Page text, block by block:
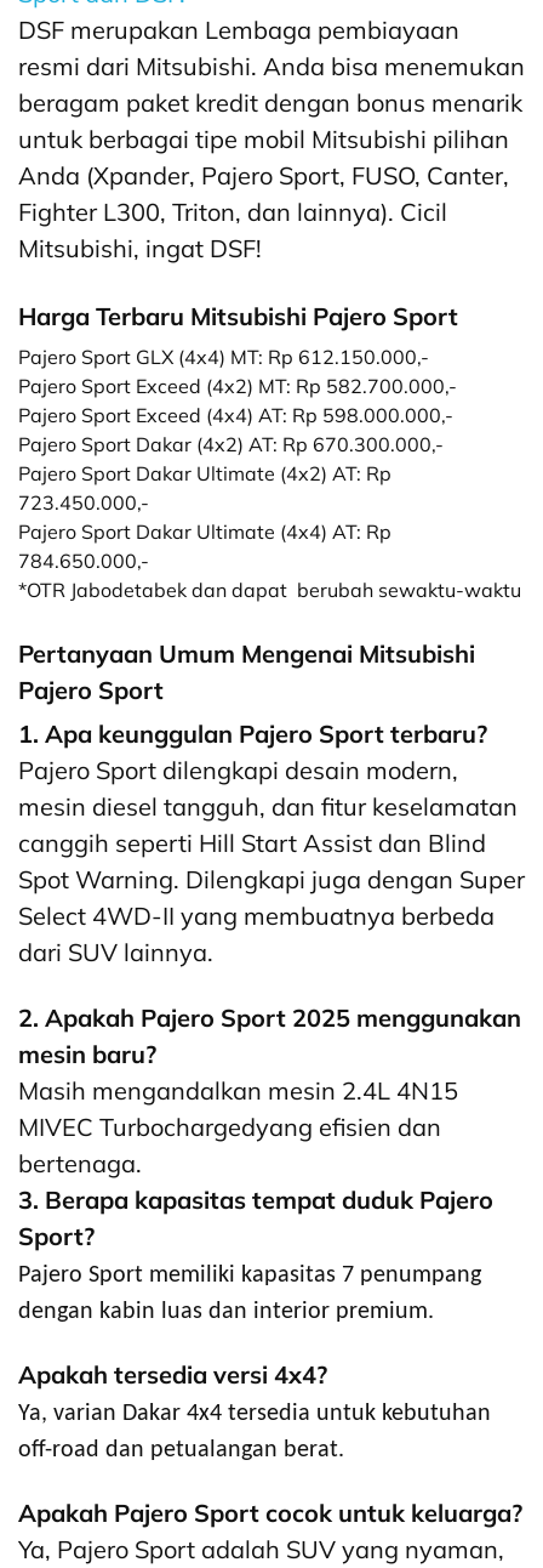
DSF merupakan Lembaga pembiayaan
resmi dari Mitsubishi. Anda bisa menemukan
beragam paket kredit dengan bonus menarik
untuk berbagai tipe mobil Mitsubishi pilihan
Anda (Xpander, Pajero Sport, FUSO, Canter,
Fighter L300, Triton, dan lainnya). Cicil
Mitsubishi, ingat DSF!
Harga Terbaru Mitsubishi Pajero Sport
Pajero Sport GLX (4x4) MT: Rp 612.150.000,-
Pajero Sport Exceed (4x2) MT: Rp 582.700.000,-
Pajero Sport Exceed (4x4) AT: Rp 598.000.000,-
Pajero Sport Dakar (4x2) AT: Rp 670.300.000,-
Pajero Sport Dakar Ultimate (4x2) AT: Rp
723.450.000,-
Pajero Sport Dakar Ultimate (4x4) AT: Rp
784.650.000,-
*OTR Jabodetabek dan dapat berubah sewaktu-waktu
Pertanyaan Umum Mengenai Mitsubishi
Pajero Sport
1. Apa keunggulan Pajero Sport terbaru?
Pajero Sport dilengkapi desain modern,
mesin diesel tangguh, dan fitur keselamatan
canggih seperti Hill Start Assist dan Blind
Spot Warning. Dilengkapi juga dengan Super
Select 4WD-II yang membuatnya berbeda
dari SUV lainnya.
2. Apakah Pajero Sport 2025 menggunakan
mesin baru?
Masih mengandalkan mesin 2.4L 4N15
MIVEC Turbochargedyang efisien dan
bertenaga.
3. Berapa kapasitas tempat duduk Pajero
Sport?
Pajero Sport memiliki kapasitas 7 penumpang
dengan kabin luas dan interior premium.
Apakah tersedia versi 4x4?
Ya, varian Dakar 4x4 tersedia untuk kebutuhan
off-road dan petualangan berat.
Apakah Pajero Sport cocok untuk keluarga?
Ya, Pajero Sport adalah SUV yang nyaman,